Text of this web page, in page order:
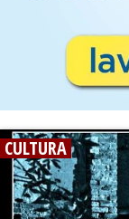
CULTURA